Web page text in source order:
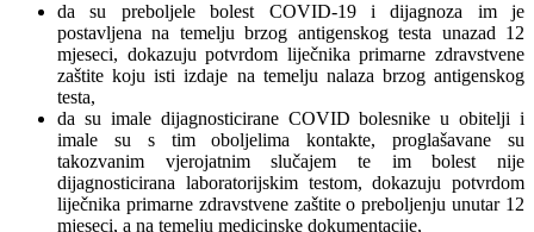
da su preboljele bolest COVID-19 i dijagnoza im je
postavljena na temelju brzog antigenskog testa unazad 12
mjeseci, dokazuju potvrdom liječnika primarne zdravstvene
zaštite koju isti izdaje na temelju nalaza brzog antigenskog
testa,
da su imale dijagnosticirane COVID bolesnike u obitelji i
imale su s tim oboljelima kontakte, proglašavane su
takozvanim vjerojatnim slučajem te im bolest nije
dijagnosticirana laboratorijskim testom, dokazuju potvrdom
liječnika primarne zdravstvene zaštite o preboljenju unutar 12
mjeseci, a na temelju medicinske dokumentacije,